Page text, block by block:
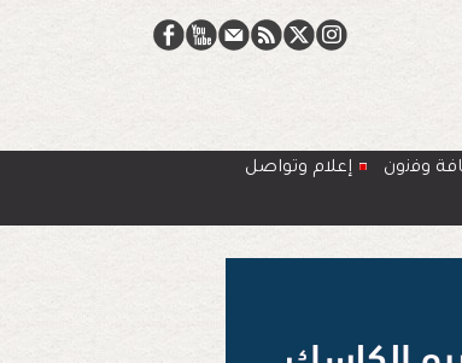
وﻓﻧون
إعلام وتواصل